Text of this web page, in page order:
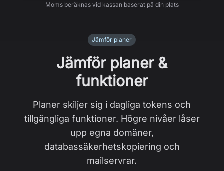
Moms beräknas vid kassan baserat på din plats
Jämför planer
Jämför planer &
funktioner
Planer skiljer sig i dagliga tokens och
tillgängliga funktioner. Högre nivåer låser
upp egna domäner,
databassäkerhetskopiering och
mailservrar.